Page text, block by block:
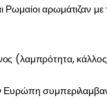
Ρωμαίοι
(λαμπρότητα,
Ευρώπη